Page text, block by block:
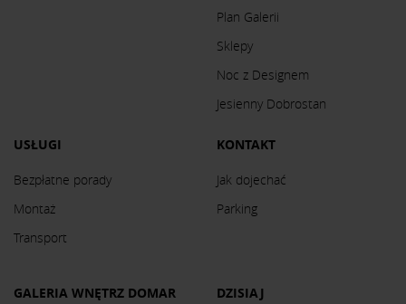
Plan Galerii
Sklepy
Noc z Designem
Jesienny Dobrostan
USŁUGI
Bezpłatne porady
Montaż
Transport
KONTAKT
Jak dojechać
Parking
GALERIA WNĘTRZ DOMAR DZISIAJ